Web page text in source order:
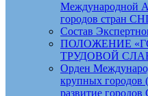
Международной
городов стран
Состав
ПОЛОЖЕНИЕ
ТРУДОВОЙ
Орден
крупных городов
развитие